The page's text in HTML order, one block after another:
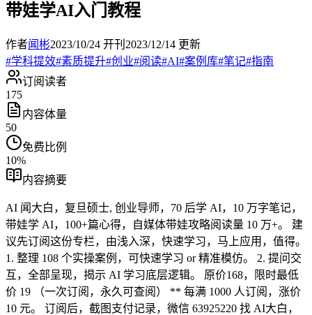
带娃学AI入门教程
作者闻彬2023/10/24 开刊 2023/12/14 更新
#学科提效#素质提升#创业#阅读#AI#案例库#笔记#指南
订阅读者
175
内容体量
50
免费比例
10%
内容摘要
AI 闻大白，复旦硕士, 创业导师，70 后学 AI，10 万字笔记，
带娃学 AI，100+篇心得，自媒体带娃攻略阅读量 10 万+。 建
议先订阅这份专栏，由浅入深，快速学习，马上应用，值得。
1. 整理 108 个实操案例，可快速学习 or 精准模仿。 2. 提问交
互，全部呈现，揭示 AI 学习底层逻辑。 原价168，限时最低
价 19 （一次订阅，永久可查阅） ** 每满 1000 人订阅，涨价
10 元。 订阅后，截图支付记录，微信 63925220 找 AI大白，